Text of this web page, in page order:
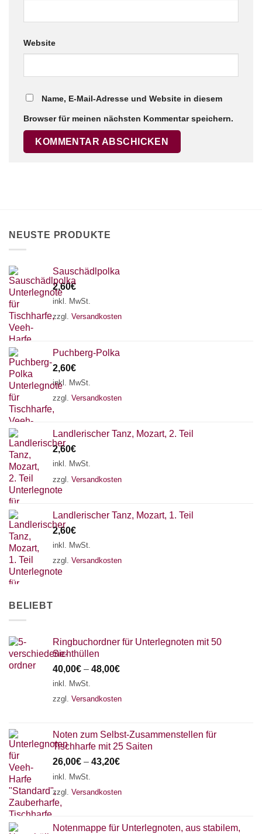
Website
Name, E-Mail-Adresse und Website in diesem
Browser für meinen nächsten Kommentar speichern.
NEUSTE PRODUKTE
Sauschädlpolka
2,60€
inkl. MwSt.
zzgl. Versandkosten
Puchberg-Polka
2,60€
inkl. MwSt.
zzgl. Versandkosten
Landlerischer Tanz, Mozart, 2. Teil
2,60€
inkl. MwSt.
zzgl. Versandkosten
Landlerischer Tanz, Mozart, 1. Teil
2,60€
inkl. MwSt.
zzgl. Versandkosten
BELIEBT
Ringbuchordner für Unterlegnoten mit 50
Sichthüllen
40,00€ – 48,00€
inkl. MwSt.
zzgl. Versandkosten
Noten zum Selbst-Zusammenstellen für
Tischharfe mit 25 Saiten
26,00€ – 43,20€
inkl. MwSt.
zzgl. Versandkosten
Notenmappe für Unterlegnoten, aus stabilem,
Chat Support
18 SAITEN 21 SAITEN